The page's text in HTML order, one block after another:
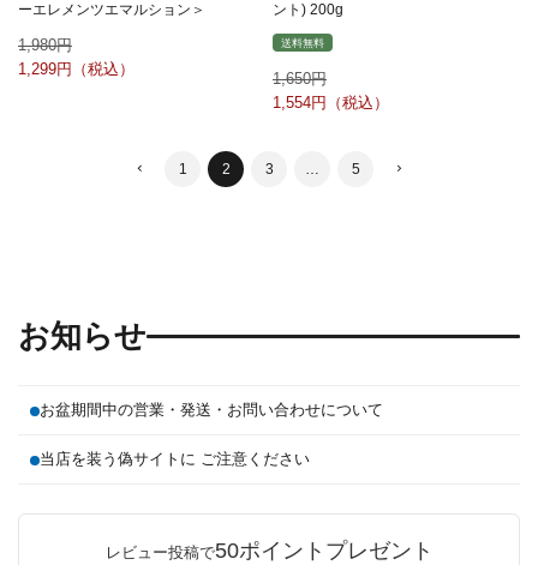
ーエレメンツエマルション＞
1,980
1,299
ント) 200g
送料無料
1,650
1,554
1 2 3 … 5
お知らせ
お盆期間中の営業・発送・お問い合わせについて
当店を装う偽サイトに ご注意ください
レビュー投稿で50ポイントプレゼント